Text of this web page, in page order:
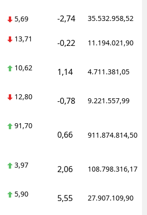
5,69 -2,74 35.532.958,52
13,71 -0,22 11.194.021,90
10,62 1,14 4.711.381,05
12,80 -0,78 9.221.557,99
91,70
0,66 911.874.814,50
3,97 2,06 108.798.316,17
5,90 5,55 27.907.109,90